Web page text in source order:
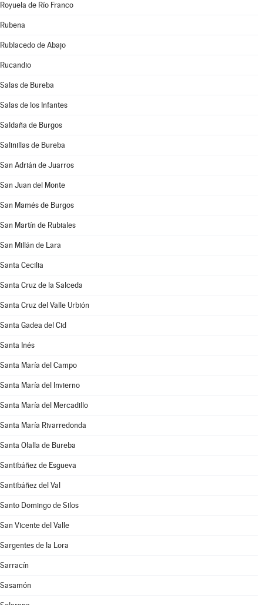
Royuela de Río Franco
Rubena
Rublacedo de Abajo
Rucandio
Salas de Bureba
Salas de los Infantes
Saldaña de Burgos
Salinillas de Bureba
San Adrián de Juarros
San Juan del Monte
San Mamés de Burgos
San Martín de Rubiales
San Millán de Lara
Santa Cecilia
Santa Cruz de la Salceda
Santa Cruz del Valle Urbión
Santa Gadea del Cid
Santa Inés
Santa María del Campo
Santa María del Invierno
Santa María del Mercadillo
Santa María Rivarredonda
Santa Olalla de Bureba
Santibáñez de Esgueva
Santibáñez del Val
Santo Domingo de Silos
San Vicente del Valle
Sargentes de la Lora
Sarracín
Sasamón